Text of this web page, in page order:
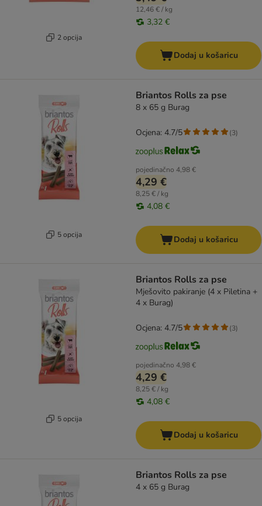
2 opcija
12,46 € / kg
3,32 €
Dodaj u košaricu
5 opcija
Briantos Rolls za pse
8 x 65 g Burag
pojedinačno 4,98 €
4,29 €
8,25 € / kg
4,08 €
Ocjena: 4.7/5 (3)
Dodaj u košaricu
5 opcija
Briantos Rolls za pse
Mješovito pakiranje (4 x Piletina +
4 x Burag)
pojedinačno 4,98 €
4,29 €
8,25 € / kg
4,08 €
Ocjena: 4.7/5 (3)
Dodaj u košaricu
Briantos Rolls za pse
4 x 65 g Burag